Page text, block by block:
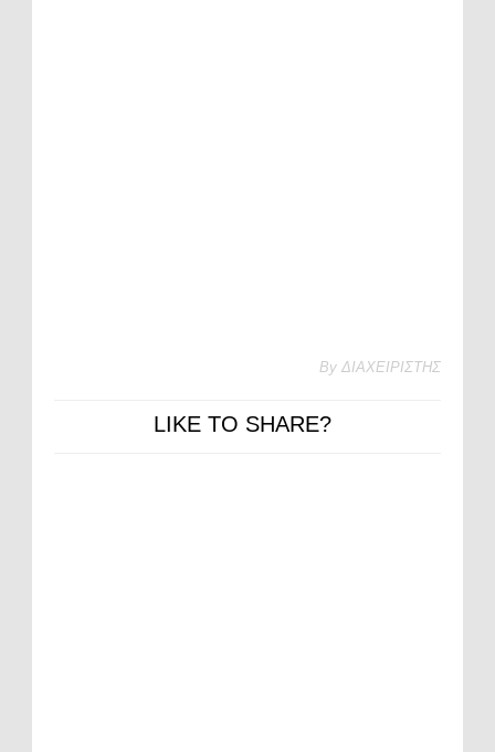
By ΔΙΑΧΕΙΡΙΣΤΗΣ
LIKE TO SHARE?